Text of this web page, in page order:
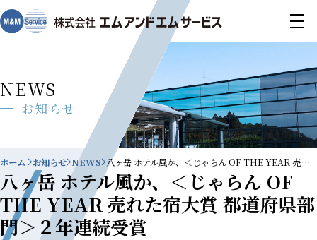
NEWS
お知らせ
ホーム お知らせ NEWS 八ヶ岳 ホテル風か、＜じゃらん OF THE YEAR 売れた宿大賞 都道府県部門＞２年連続受賞
八ヶ岳 ホテル風か、＜じゃらん OF
THE YEAR 売れた宿大賞 都道府県部
門＞２年連続受賞